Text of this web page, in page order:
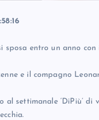
sposa entro un anno
e il compagno
al settimanale ‘DiPiù’